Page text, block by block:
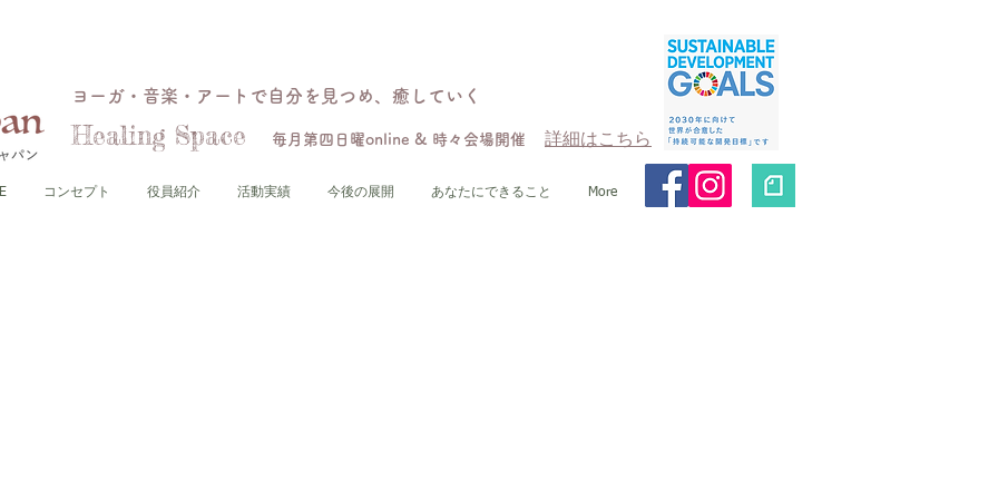
Healing Space 毎月第四日曜online & 時々会場開催 詳細はこちら
ヨーガ・音楽・アートで自分を見つめ、癒していく
コンセプト 役員紹介 活動実績 今後の展開 あなたにできること More